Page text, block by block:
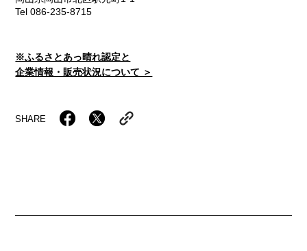
Tel 086-235-8715
※ふるさとあっ晴れ認定と
企業情報・販売状況について ＞
SHARE